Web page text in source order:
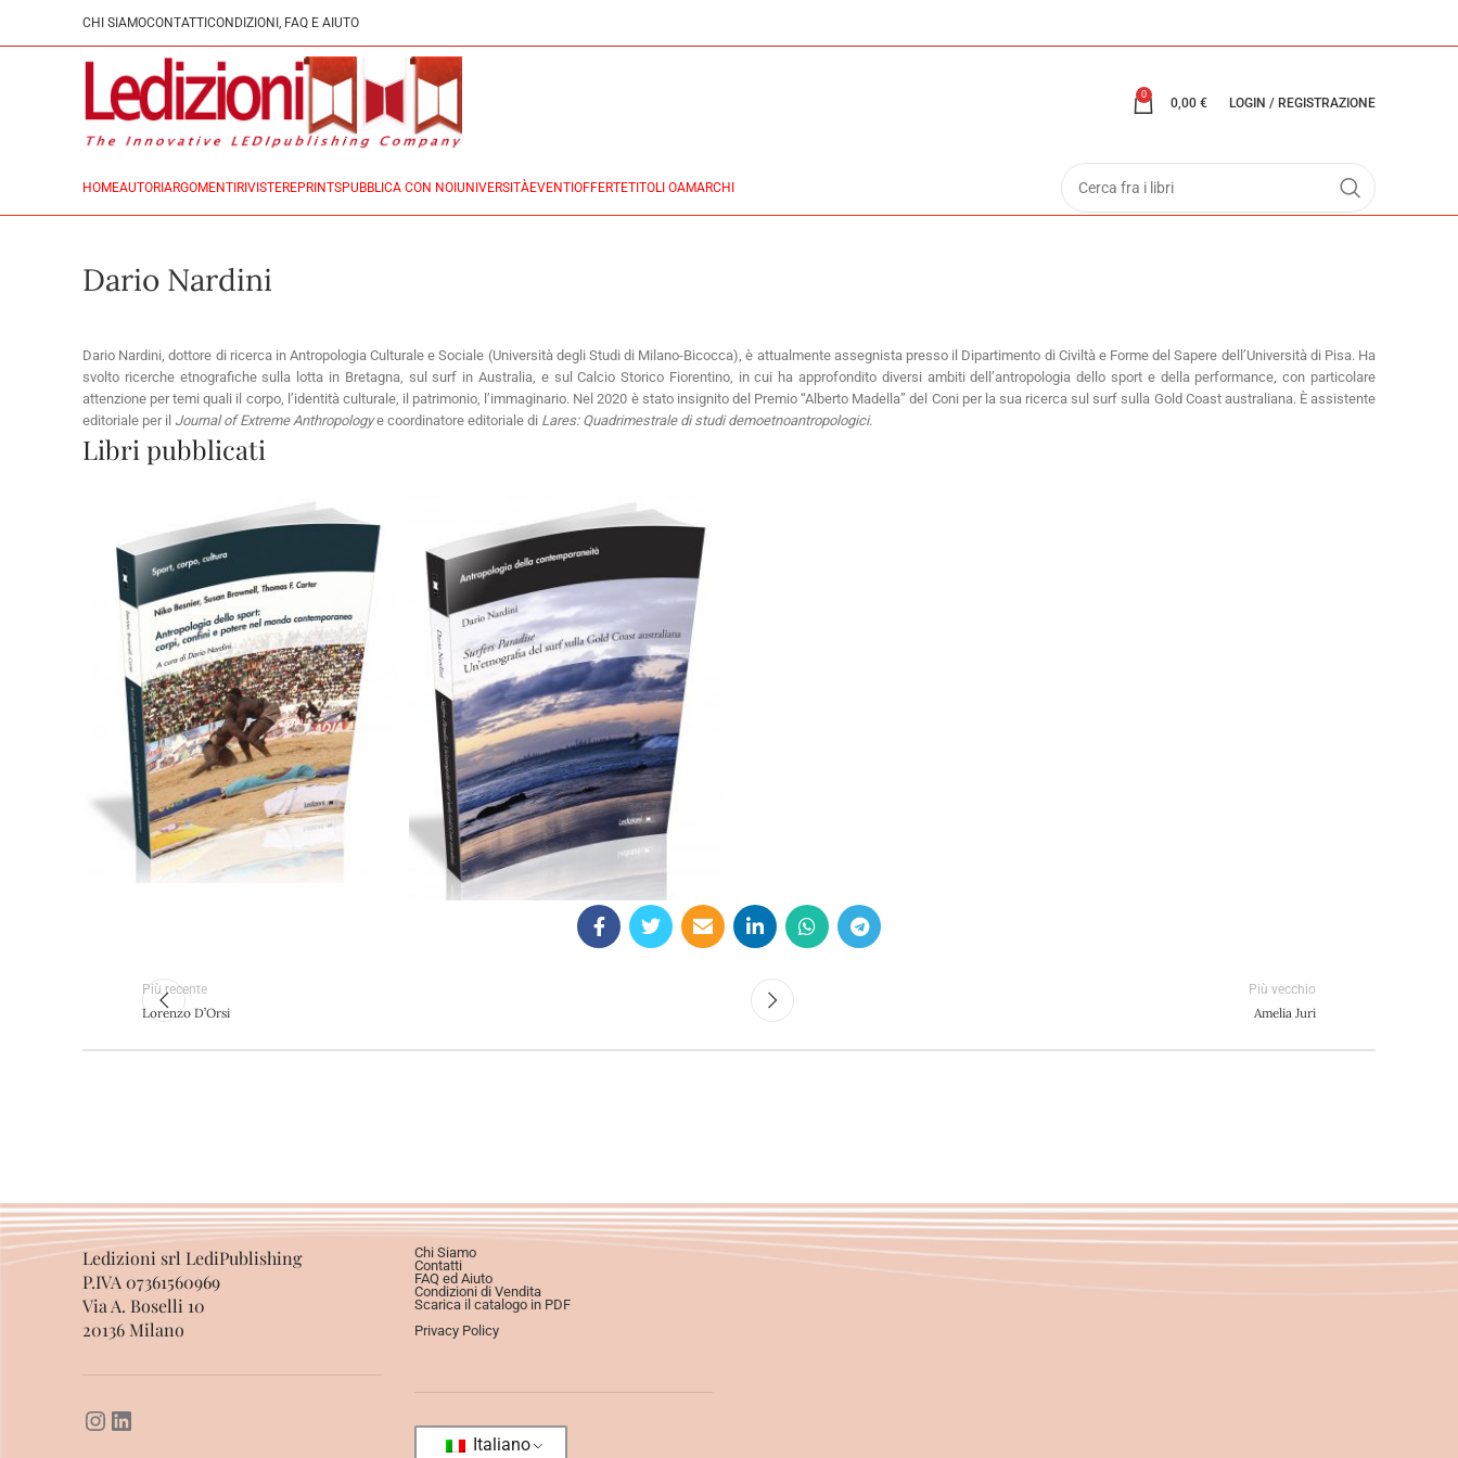
CHI SIAMOCONTATTI CONDIZIONI, FAQ E AIUTO
0
0,00 € LOGIN / REGISTRAZIONE
HOMEAUTORI ARGOMENTI RIVISTEREPRINTSPUBBLICA CON NOI UNIVERSITÀEVENTI OFFERTETITOLI OAMARCHI
Dario Nardini
Dario Nardini, dottore di ricerca in Antropologia Culturale e Sociale (Università degli Studi di Milano-Bicocca), è attualmente assegnista presso il Dipartimento di Civiltà e Forme del Sapere dell’Università di Pisa. Ha
svolto ricerche etnografiche sulla lotta in Bretagna, sul surf in Australia, e sul Calcio Storico Fiorentino, in cui ha approfondito diversi ambiti dell’antropologia dello sport e della performance, con particolare
attenzione per temi quali il corpo, l’identità culturale, il patrimonio, l’immaginario. Nel 2020 è stato insignito del Premio “Alberto Madella” del Coni per la sua ricerca sul surf sulla Gold Coast australiana. È assistente
editoriale per il Journal of Extreme Anthropologye coordinatore editoriale di Lares: Quadrimestrale di studi demoetnoantropologici.
Libri pubblicati
Cartaceo eBook in ePub
11,99€ 24,00€
28,00€
Aggiungi al carrello
Più recente
Lorenzo D’Orsi
Più vecchio
Amelia Juri
Ledizioni srl LediPublishing
P.IVA 07361560969
Via A. Boselli 10
20136 Milano
Chi Siamo
Contatti
FAQ ed Aiuto
Condizioni di Vendita
Scarica il catalogo in PDF
Privacy Policy
Italiano